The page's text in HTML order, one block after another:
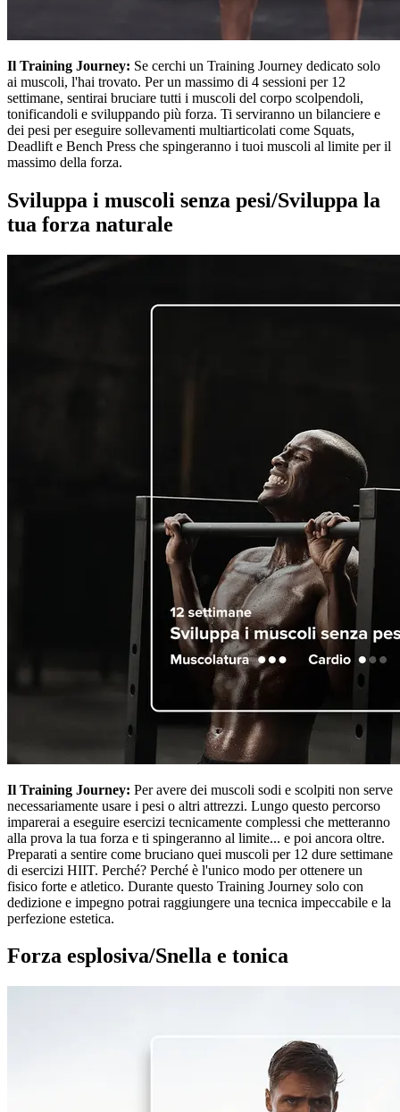
Il Training Journey: Se cerchi un Training Journey dedicato solo
ai muscoli, l'hai trovato. Per un massimo di 4 sessioni per 12
settimane, sentirai bruciare tutti i muscoli del corpo scolpendoli,
tonificandoli e sviluppando più forza. Ti serviranno un bilanciere e
dei pesi per eseguire sollevamenti multiarticolati come Squats,
Deadlift e Bench Press che spingeranno i tuoi muscoli al limite per il
massimo della forza.
Sviluppa i muscoli senza pesi/Sviluppa la
tua forza naturale
Il Training Journey: Per avere dei muscoli sodi e scolpiti non serve
necessariamente usare i pesi o altri attrezzi. Lungo questo percorso
imparerai a eseguire esercizi tecnicamente complessi che metteranno
alla prova la tua forza e ti spingeranno al limite... e poi ancora oltre.
Preparati a sentire come bruciano quei muscoli per 12 dure settimane
di esercizi HIIT. Perché? Perché è l'unico modo per ottenere un
fisico forte e atletico. Durante questo Training Journey solo con
dedizione e impegno potrai raggiungere una tecnica impeccabile e la
perfezione estetica.
Forza esplosiva/Snella e tonica